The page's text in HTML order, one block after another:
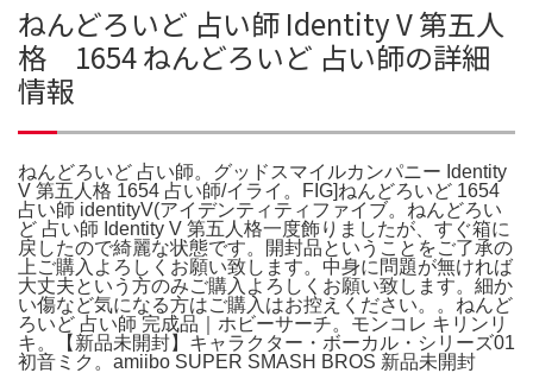
ねんどろいど 占い師 Identity V 第五人
格 1654 ねんどろいど 占い師の詳細
情報
ねんどろいど 占い師。グッドスマイルカンパニー Identity
V 第五人格 1654 占い師/イライ。FIG]ねんどろいど 1654
占い師 identityV(アイデンティティファイブ。ねんどろい
ど 占い師 Identity V 第五人格一度飾りましたが、すぐ箱に
戻したので綺麗な状態です。開封品ということをご了承の
上ご購入よろしくお願い致します。中身に問題が無ければ
大丈夫という方のみご購入よろしくお願い致します。細か
い傷など気になる方はご購入はお控えください。。ねんど
ろいど 占い師 完成品｜ホビーサーチ。モンコレ キリンリ
キ。【新品未開封】キャラクター・ボーカル・シリーズ01
初音ミク。amiibo SUPER SMASH BROS 新品未開封